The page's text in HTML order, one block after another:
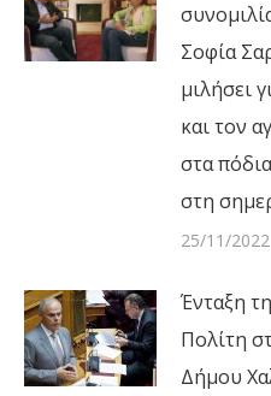
Σοφία
μιλήσει
και τον
στα
στη
25/11/2022
Ένταξη
Πολίτη
Δήμου